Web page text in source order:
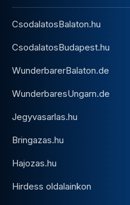
CsodalatosBalaton.hu
CsodalatosBudapest.hu
WunderbarerBalaton.de
WunderbaresUngarn.de
Jegyvasarlas.hu
Bringazas.hu
Hajozas.hu
Hirdess oldalainkon